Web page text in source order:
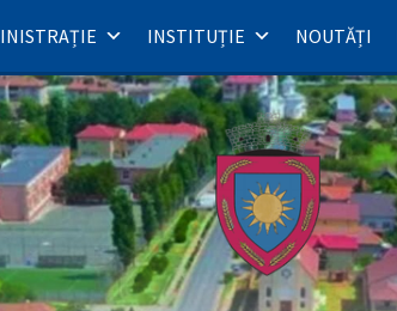
INSTITUȚIE NOUTĂȚI